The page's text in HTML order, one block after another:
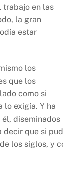
trabajo en las
la gran
estar
los
que los
como si
lo exigía. Y ha
diseminados
decir que si
los siglos, y